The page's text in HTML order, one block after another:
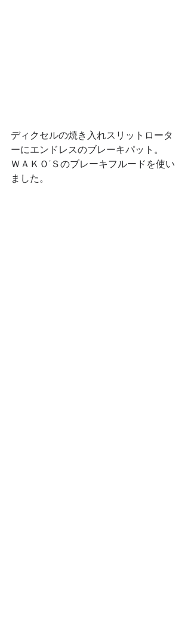
ディクセルの焼き入れスリットロータ
ーにエンドレスのブレーキパット。
ＷＡＫＯ’Ｓのブレーキフルードを使い
ました。